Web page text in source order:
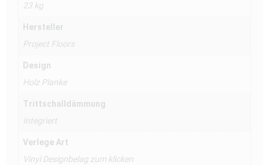
23 kg
Hersteller
Project Floors
Design
Holz Planke
Trittschalldämmung
Integriert
Verlege Art
Vinyl Designbelag zum klicken